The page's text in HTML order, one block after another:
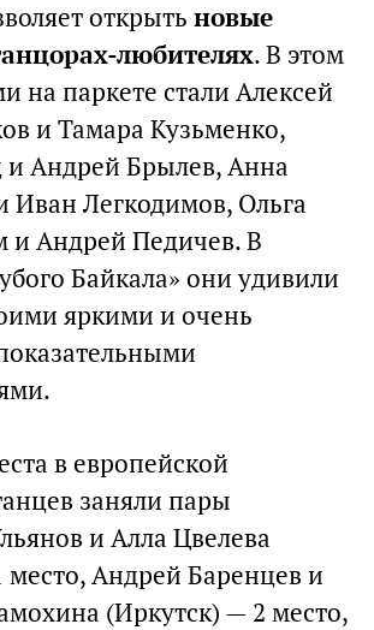
открыть новые
любителях. В этом
на паркете стали Алексей
и Тамара Кузьменко,
и Андрей Брылев, Анна
Иван Легкодимов, Ольга
Андрей Педичев. В
Байкала» они удивили
яркими и очень
в европейской
заняли пары
и Алла Цвелева
Андрей Баренцев и
(Иркутск) — 2 место,